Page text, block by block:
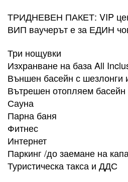
ТРИДНЕВЕН ПАКЕТ: VIP
ВИП ваучерът е за ЕДИН
Три нощувки
Изхранване на база All
Външен басейн с шезлонги
Вътрешен отопляем басейн
Сауна
Парна баня
Фитнес
Интернет
Паркинг /до заемане на
Туристическа такса и ДДС​